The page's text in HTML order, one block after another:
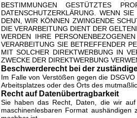
BESTIMMUNGEN GESTÜTZTES
DATENSCHUTZERKLÄRUNG. WENN
DENN, WIR KÖNNEN ZWINGENDE
DIE VERARBEITUNG DIENT DER
WERDEN IHRE
VERARBEITUNG SIE BETREFFENDER
MIT SOLCHER DIREKTWERBUNG IN
ZWECKE DER DIREKTWERBUNG
Beschwerde­recht bei der
Im Falle von Verstößen gegen die
Arbeitsplatzes oder des Orts des
Recht auf Daten­übertrag­barkeit
Sie haben das Recht, Daten, die wir
maschinenlesbaren Format